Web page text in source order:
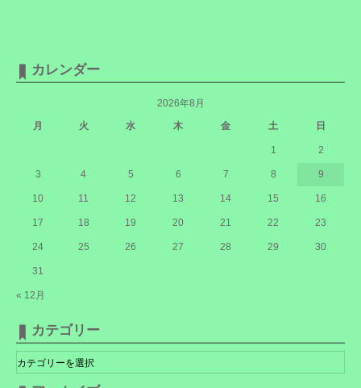
カレンダー
2026年8月
月
火 水 木 金 土 日
« 12月
1 2
3 4 5 6 7 8 9
10 11 12 13 14 15 16
17 18 19 20 21 22 23
24 25 26 27 28 29 30
31
カテゴリー
テ
ゴ
リ